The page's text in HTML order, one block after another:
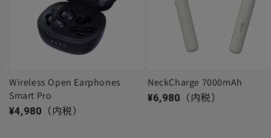
Wireless Open Earphones
Smart Pro
通常価格
¥4,980 （内税）
NeckCharge 7000mAh
通常価格
¥6,980 （内税）